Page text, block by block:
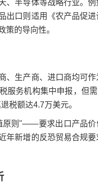
半导体等战略行业。例
出口则适用《农产品促
策的导向性。
生产商、进口商均可作
服务机构集中申报，但
税额达4.7万美元。
则"——要求出口产品价
年新增的反恐贸易合规